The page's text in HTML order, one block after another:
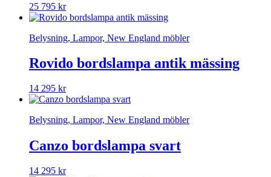
25 795 kr
Belysning, Lampor, New England möbler
Rovido bordslampa antik mässing
14 295 kr
Belysning, Lampor, New England möbler
Canzo bordslampa svart
14 295 kr